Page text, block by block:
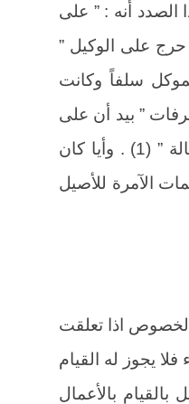
المدني بهذا الصدد أنه : ” على
حرج على الوكيل ”
سلفاً وكانت
” بيد أن على
” الوكيل في هذه الحالة أن يبادر بإبلاغ الموكل بما جاوز به حدود الوكالة ” (1) . وأيا كان
الآمرة للأصيل
اذا تعلقت
يجوز له القيام
بالقيام بالأعمال